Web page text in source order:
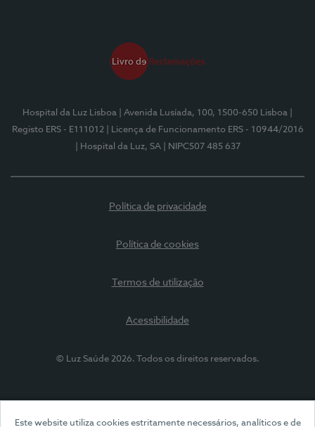
Este website utiliza cookies estritamente necessários, analíticos e de
Hospital da Luz Lisboa | Avenida Lusíada, 100, 1500-650 Lisboa
Registo ERS - E111012
| Licença de Funcionamento ERS - 10944/2016
| Hospital da Luz, SA
| NIPC507 485 637
Política de privacidade
Política de cookies
Termos de utilização
Acessibilidade
© Luz Saúde 2026. Todos os direitos reservados.